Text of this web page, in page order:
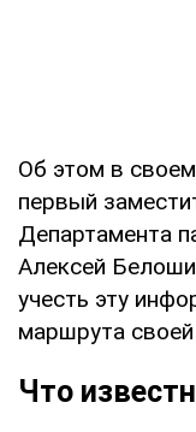
Об этом в своем
первый
Департамента
Алексей
учесть эту
маршрута
Что